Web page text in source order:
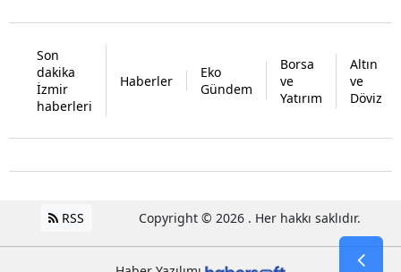
Son
dakika
İzmir
haberleri
Haberler
Eko
Gündem
Borsa
ve
Yatırım
Altın
ve
Döviz
RSS Copyright © 2026 . Her hakkı saklıdır.